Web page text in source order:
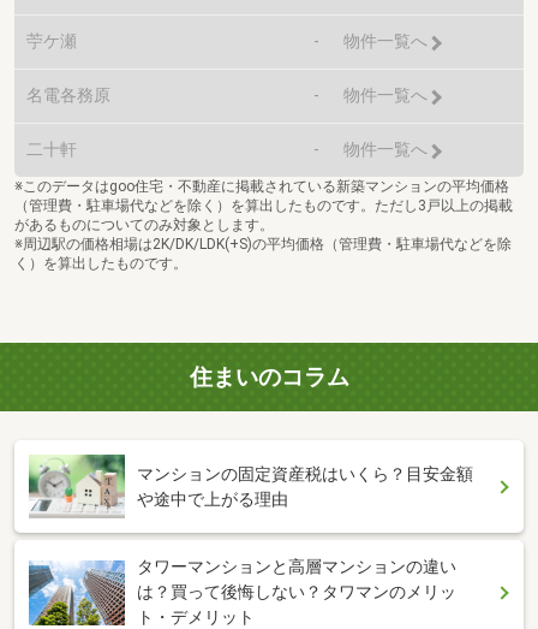
苧ケ瀬 - 物件一覧へ
名電各務原 - 物件一覧へ
二十軒 - 物件一覧へ
※このデータはgoo住宅・不動産に掲載されている新築マンションの平均価格
（管理費・駐車場代などを除く）を算出したものです。ただし3戸以上の掲載
があるものについてのみ対象とします。
※周辺駅の価格相場は2K/DK/LDK(+S)の平均価格（管理費・駐車場代などを除
く）を算出したものです。
住まいのコラム
マンションの固定資産税はいくら？目安金額
や途中で上がる理由
タワーマンションと高層マンションの違い
は？買って後悔しない？タワマンのメリッ
ト・デメリット